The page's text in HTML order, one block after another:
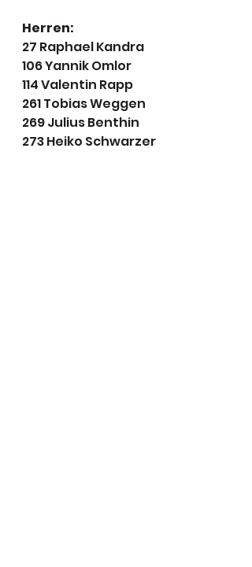
Herren:
27 Raphael Kandra
106 Yannik Omlor
114 Valentin Rapp
261 Tobias Weggen
269 Julius Benthin
273 Heiko Schwarzer